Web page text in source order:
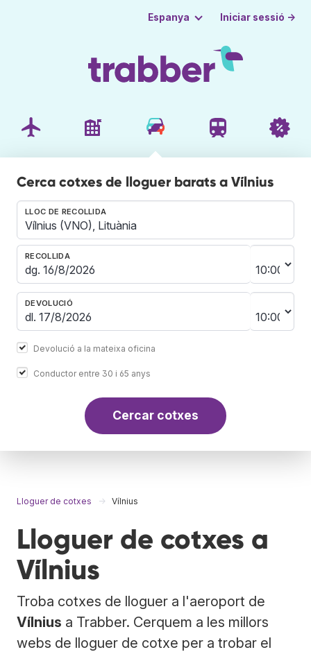
Espanya Iniciar sessió →
Cerca cotxes de lloguer barats a Vílnius
LLOC DE RECOLLIDA
RECOLLIDA
DEVOLUCIÓ
Devolució a la mateixa oficina
Conductor entre 30 i 65 anys
Cercar cotxes
Lloguer de cotxes Vílnius
Lloguer de cotxes a
Vílnius
Troba cotxes de lloguer a l'aeroport de
Vílnius a Trabber. Cerquem a les millors
webs de lloguer de cotxe per a trobar el